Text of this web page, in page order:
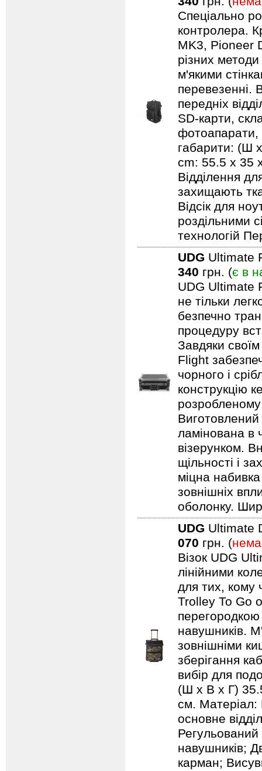
Спеціально
контролера.
MK3, Pioneer
різних
м'якими
перевезенні.
передніх
SD-карти,
фотоапарати,
габарити: (Ш
cm: 55.5 x 35
Відділення
захищають
Відсік для
роздільними
технологій
UDG Ultimate
340 грн. (є в
UDG Ultimate
не тільки
безпечно
процедуру
Завдяки
Flight
чорного і
конструкцію
ламінована в
візерунком.
щільності і
міцна
зовнішніх
оболонку.
UDG Ultimate
070 грн. (
Візок UDG
лінійними
для тих, кому
Trolley To Go
перегородкою
навушників.
зовнішніми
зберігання
вибір для
(Ш х В х Г)
см. Матеріал:
основне
Регульований
навушників;
карман;